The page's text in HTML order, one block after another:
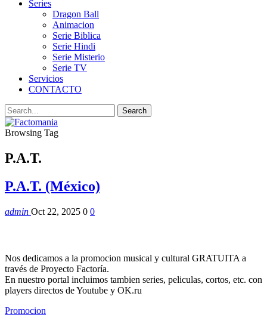
Series
Dragon Ball
Animacion
Serie Biblica
Serie Hindi
Serie Misterio
Serie TV
Servicios
CONTACTO
Browsing Tag
P.A.T.
P.A.T. (México)
admin Oct 22, 2025 0 0
Nos dedicamos a la promocion musical y cultural GRATUITA a
través de Proyecto Factoría.
En nuestro portal incluimos tambien series, peliculas, cortos, etc. con
players directos de Youtube y OK.ru
Promocion